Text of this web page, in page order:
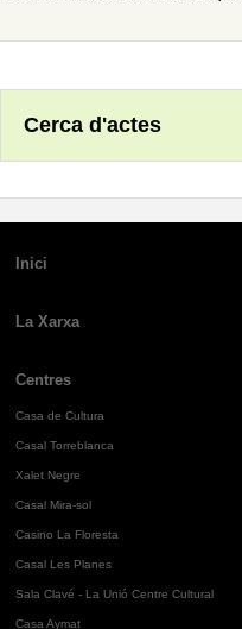
Cerca d'actes
Inici
La Xarxa
Centres
Casa de Cultura
Casal Torreblanca
Xalet Negre
Casal Mira-sol
Casino La Floresta
Casal Les Planes
Sala Clavé - La Unió Centre Cultural
Casa Aymat